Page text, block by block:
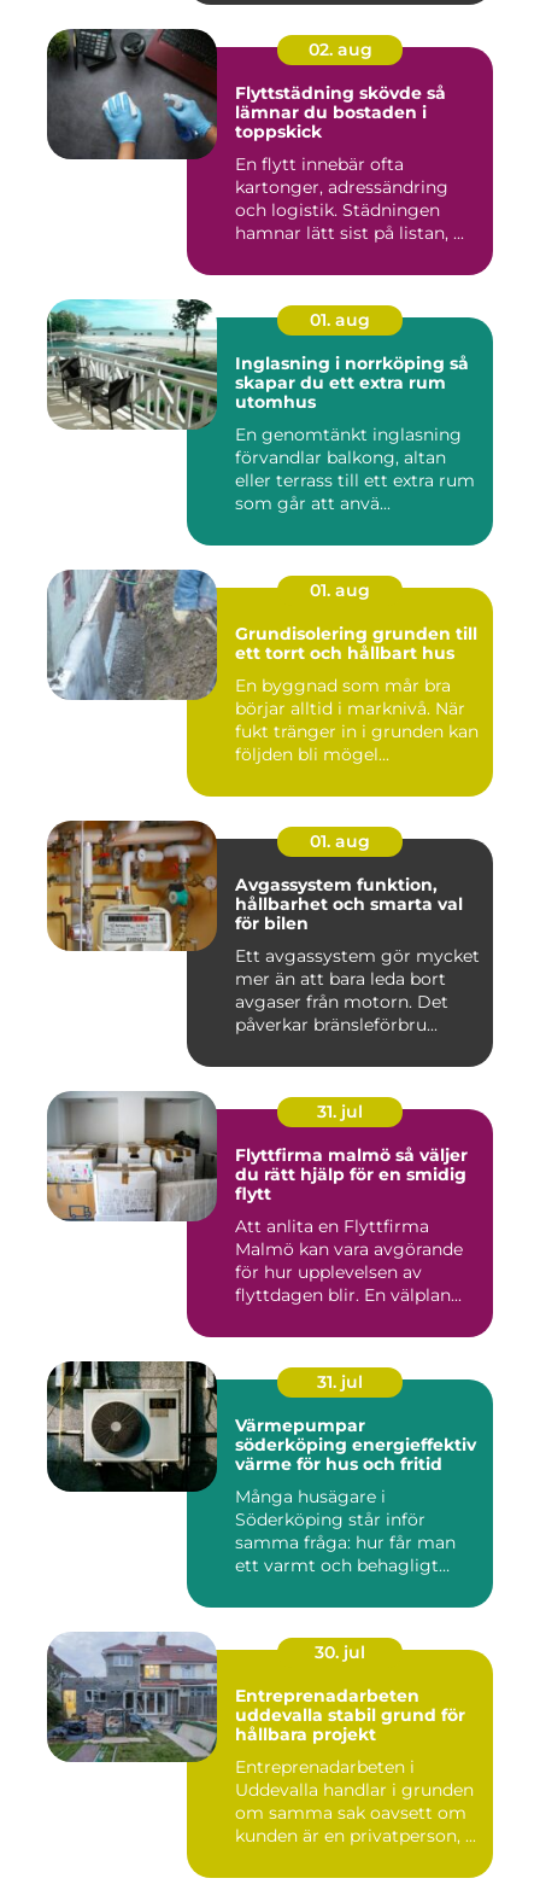
02. aug
Flyttstädning skövde så
lämnar du bostaden i
toppskick
En flytt innebär ofta
kartonger, adressändring
och logistik. Städningen
hamnar lätt sist på listan, ...
01. aug
Inglasning i norrköping så
skapar du ett extra rum
utomhus
En genomtänkt inglasning
förvandlar balkong, altan
eller terrass till ett extra rum
som går att anvä...
01. aug
Grundisolering grunden till
ett torrt och hållbart hus
En byggnad som mår bra
börjar alltid i marknivå. När
fukt tränger in i grunden kan
följden bli mögel...
01. aug
Avgassystem funktion,
hållbarhet och smarta val
för bilen
Ett avgassystem gör mycket
mer än att bara leda bort
avgaser från motorn. Det
påverkar bränsleförbru...
31. jul
Flyttfirma malmö så väljer
du rätt hjälp för en smidig
flytt
Att anlita en Flyttfirma
Malmö kan vara avgörande
för hur upplevelsen av
flyttdagen blir. En välplan...
31. jul
Värmepumpar
söderköping energieffektiv
värme för hus och fritid
Många husägare i
Söderköping står inför
samma fråga: hur får man
ett varmt och behagligt
30. jul
Entreprenadarbeten
uddevalla stabil grund för
hållbara projekt
Entreprenadarbeten i
Uddevalla handlar i grunden
om samma sak oavsett om
kunden är en privatperson, ...